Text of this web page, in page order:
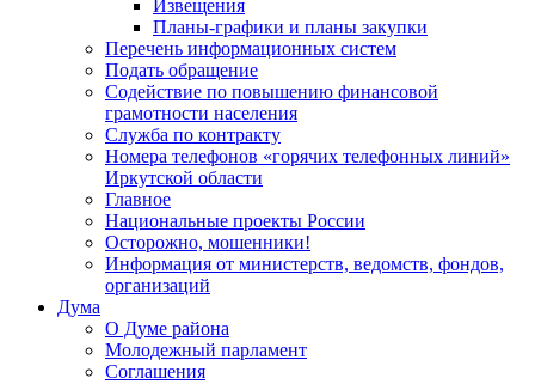
Извещения
Планы-графики и планы закупки
Перечень информационных систем
Подать обращение
Содействие по повышению финансовой
грамотности населения
Служба по контракту
Номера телефонов «горячих телефонных линий»
Иркутской области
Главное
Национальные проекты России
Осторожно, мошенники!
Информация от министерств, ведомств, фондов,
организаций
Дума
О Думе района
Молодежный парламент
Соглашения